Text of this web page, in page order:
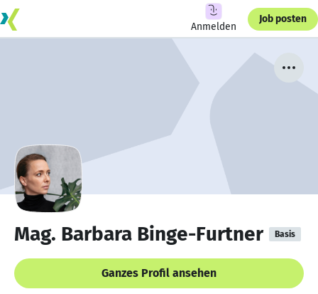
Anmelden
Job posten
Mag. Barbara Binge-Furtner Basis
Ganzes Profil ansehen